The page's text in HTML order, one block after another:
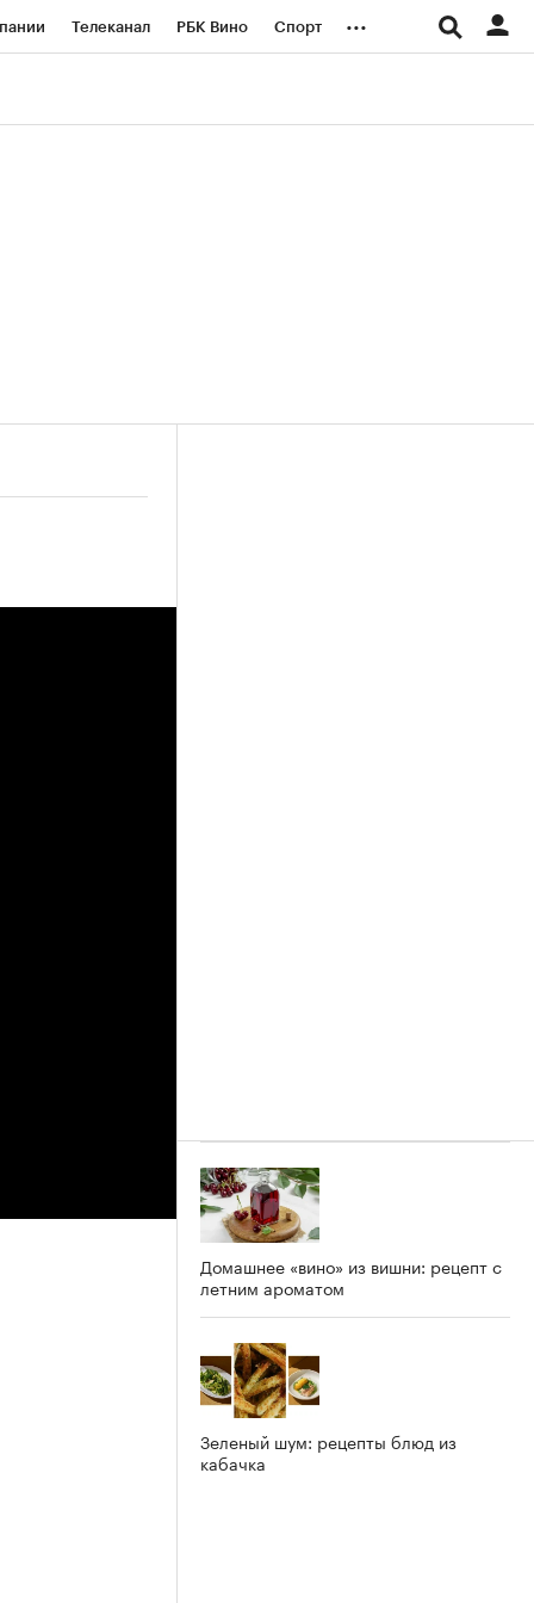
Телеканал РБК Вино Спорт ...
Домашнее «вино» из вишни: рецепт с
летним ароматом
Зеленый шум: рецепты блюд из
кабачка